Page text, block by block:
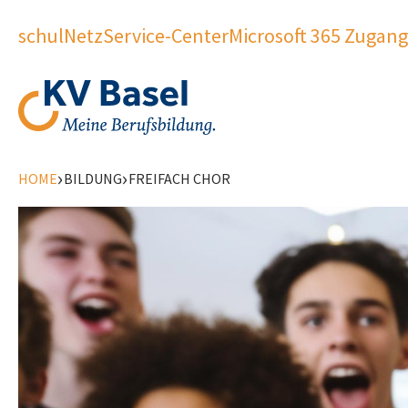
schulNetzService-CenterMicrosoft 365 Zugang
HOME›BILDUNG›FREIFACH CHOR